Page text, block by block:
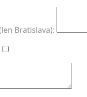
Bratislava):